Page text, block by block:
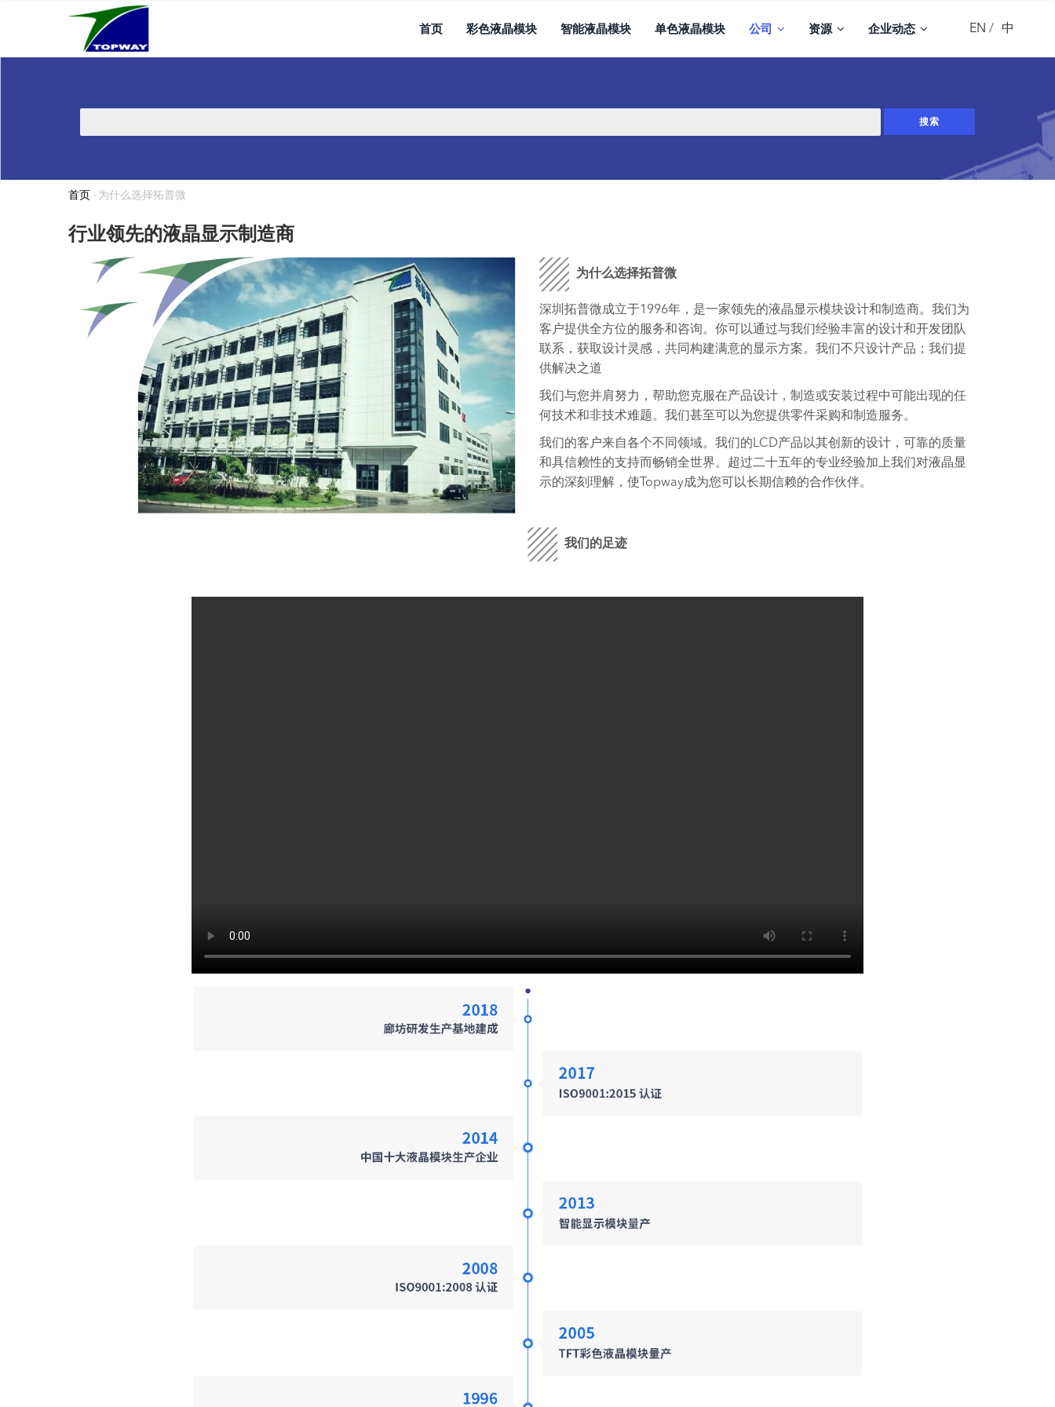
首页 彩色液晶模块 智能液晶模块 单色液晶模块 公司 资源 企业动态 EN 中
索
面
包
首页 - 为什么选择拓普微
行业领先的液晶显示制造商
为什么选择拓普微
深圳拓普微成立于1996年，是一家领先的液晶显示模块设计和制造商。我们为
客户提供全方位的服务和咨询。你可以通过与我们经验丰富的设计和开发团队
联系，获取设计灵感，共同构建满意的显示方案。我们不只设计产品；我们提
供解决之道
我们与您并肩努力，帮助您克服在产品设计，制造或安装过程中可能出现的任
何技术和非技术难题。我们甚至可以为您提供零件采购和制造服务。
我们的客户来自各个不同领域。我们的LCD产品以其创新的设计，可靠的质量
和具信赖性的支持而畅销全世界。超过二十五年的专业经验加上我们对液晶显
示的深刻理解，使Topway成为您可以长期信赖的合作伙伴。
我们的足迹